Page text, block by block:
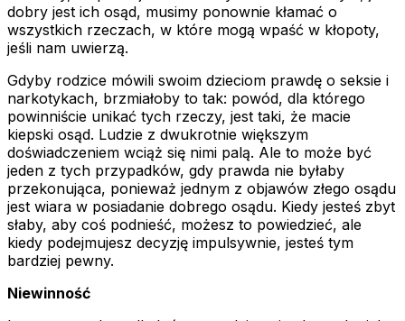
dobry jest ich osąd, musimy ponownie kłamać o
wszystkich rzeczach, w które mogą wpaść w kłopoty,
jeśli nam uwierzą.
Gdyby rodzice mówili swoim dzieciom prawdę o seksie i
narkotykach, brzmiałoby to tak: powód, dla którego
powinniście unikać tych rzeczy, jest taki, że macie
kiepski osąd. Ludzie z dwukrotnie większym
doświadczeniem wciąż się nimi palą. Ale to może być
jeden z tych przypadków, gdy prawda nie byłaby
przekonująca, ponieważ jednym z objawów złego osądu
jest wiara w posiadanie dobrego osądu. Kiedy jesteś zbyt
słaby, aby coś podnieść, możesz to powiedzieć, ale
kiedy podejmujesz decyzję impulsywnie, jesteś tym
bardziej pewny.
Niewinność